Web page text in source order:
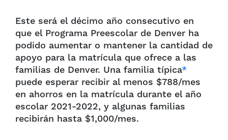
Este será el décimo año consecutivo en
que el Programa Preescolar de Denver ha
podido aumentar o mantener la cantidad de
apoyo para la matrícula que ofrece a las
familias de Denver. Una familia típica*
puede esperar recibir al menos $788/mes
en ahorros en la matrícula durante el año
escolar 2021-2022, y algunas familias
recibirán hasta $1,000/mes.